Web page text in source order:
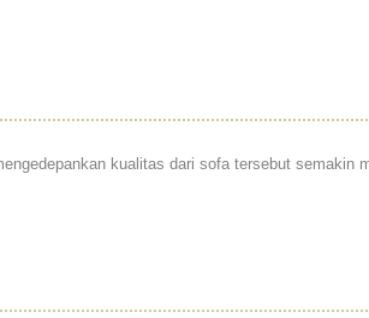
kualitas dari sofa tersebut semakin